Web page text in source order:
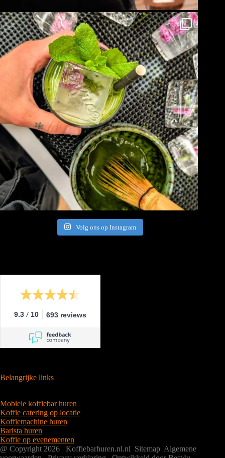
Volg ons op Instagram
9.3 / 10 693 reviews
Belangrijke links
Mobiele koffiebar huren
Koffie catering op locatie
Koffiemachine huren
Barista huren
Koffie op evenementen
@ Copyright 2026 Koffiebarhuren.nl.nl Sitemap Algemene